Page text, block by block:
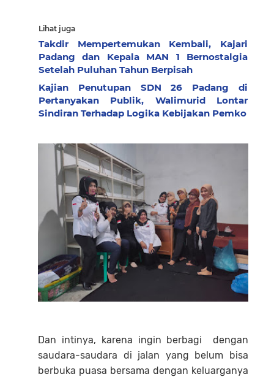
Lihat juga
Takdir Mempertemukan Kembali, Kajari
Padang dan Kepala MAN 1 Bernostalgia
Setelah Puluhan Tahun Berpisah
Kajian Penutupan SDN 26 Padang di
Pertanyakan Publik, Walimurid Lontar
Sindiran Terhadap Logika Kebijakan Pemko
Dan intinya, karena ingin berbagi dengan
saudara-saudara di jalan yang belum bisa
berbuka puasa bersama dengan keluarganya